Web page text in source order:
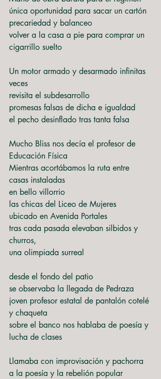
única oportunidad para sacar un cartón
precariedad y balanceo
volver a la casa a pie para comprar un
cigarrillo suelto
Un motor armado y desarmado infinitas
veces
revisita el subdesarrollo
promesas falsas de dicha e igualdad
el pecho desinflado tras tanta falsa
Mucho Bliss nos decía el profesor de
Educación Física
Mientras acortábamos la ruta entre
casas instaladas
en bello villorrio
las chicas del Liceo de Mujeres
ubicado en Avenida Portales
tras cada pasada elevaban silbidos y
churros,
una olimpiada surreal
desde el fondo del patio
se observaba la llegada de Pedraza
joven profesor estatal de pantalón cotelé
y chaqueta
sobre el banco nos hablaba de poesía y
lucha de clases
Llamaba con improvisación y pachorra
a la poesía y la rebelión popular